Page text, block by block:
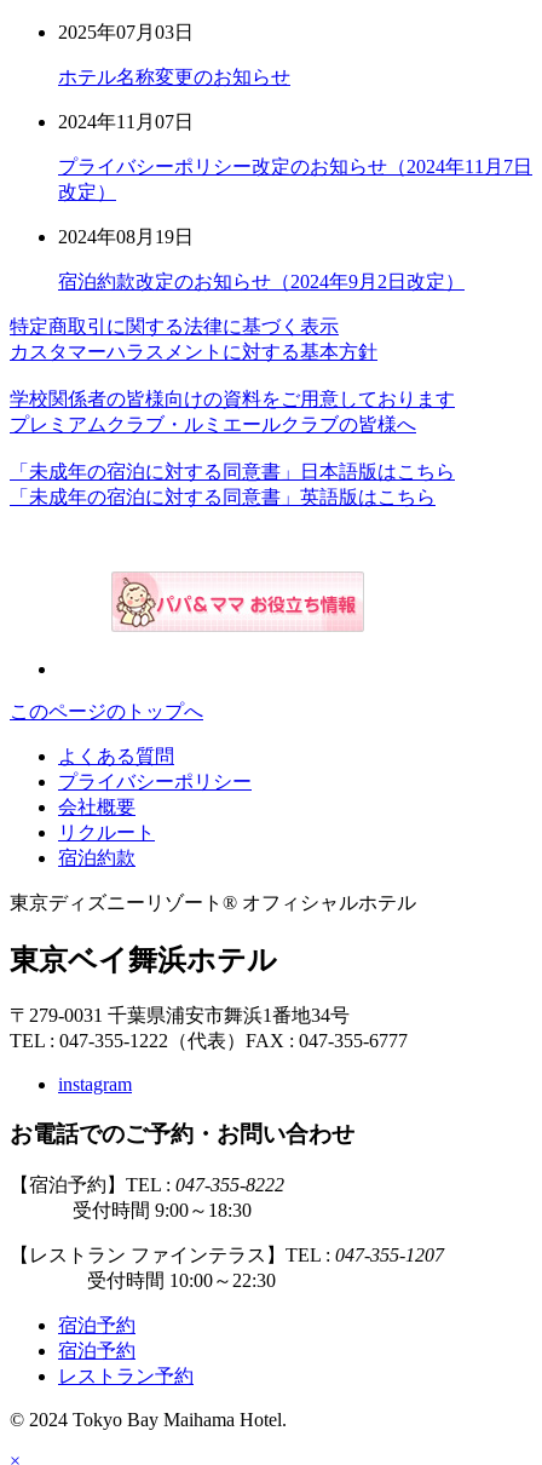
2025年07月03日
ホテル名称変更のお知らせ
2024年11月07日
プライバシーポリシー改定のお知らせ（2024年11月7日
改定）
2024年08月19日
宿泊約款改定のお知らせ（2024年9月2日改定）
特定商取引に関する法律に基づく表示
カスタマーハラスメントに対する基本方針
学校関係者の皆様向けの資料をご用意しております
プレミアムクラブ・ルミエールクラブの皆様へ
「未成年の宿泊に対する同意書」日本語版はこちら
「未成年の宿泊に対する同意書」英語版はこちら
このページのトップへ
よくある質問
プライバシーポリシー
会社概要
リクルート
宿泊約款
東京ディズニーリゾート® オフィシャルホテル
東京ベイ舞浜ホテル
〒279-0031 千葉県浦安市舞浜1番地34号
TEL : 047-355-1222（代表） FAX : 047-355-6777
instagram
お電話でのご予約・お問い合わせ
【宿泊予約】TEL : 047-355-8222
受付時間 9:00～18:30
【レストラン ファインテラス】TEL : 047-355-1207
受付時間 10:00～22:30
宿泊予約
宿泊予約
レストラン予約
© 2024 Tokyo Bay Maihama Hotel.
×